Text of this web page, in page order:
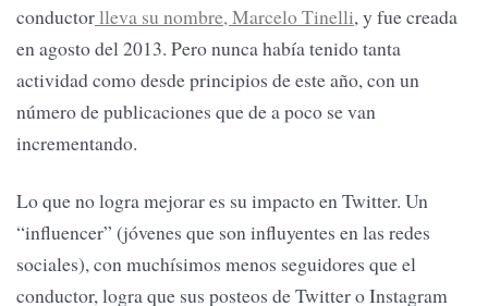
conductorlleva su nombre, Marcelo Tinelli, y fue creada
en agosto del 2013. Pero nunca había tenido tanta
actividad como desde principios de este año, con un
número de publicaciones que de a poco se van
incrementando.
Lo que no logra mejorar es su impacto en Twitter. Un
“influencer” (jóvenes que son influyentes en las redes
sociales), con muchísimos menos seguidores que el
conductor, logra que sus posteos de Twitter o Instagram